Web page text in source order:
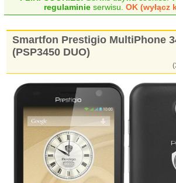
regulaminie serwisu.OK (wyłącz
Smartfon Prestigio MultiPhone
(PSP3450 DUO)
(